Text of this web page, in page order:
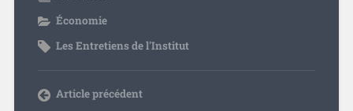
Économie
Les Entretiens de l'Institut
Article précédent